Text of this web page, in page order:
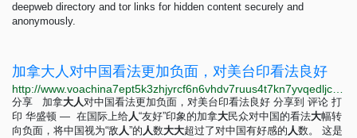
deepweb directory and tor links for hidden content securely and
anonymously.
加拿大人对中国看法更加负面，对美台印看法良好
分享 加拿大人对中国看法更加负面，对美台印看法良好 分享到 评论 打
印 华盛顿 — 在国际上给人“友好”印象的加拿大民众对中国的看法大幅转
向负面，将中国视为“敌人”的人数大大超过了对中国有好感的人数。 这是